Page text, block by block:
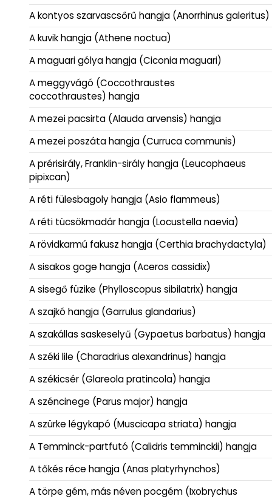
A kontyos szarvascsőrű hangja (Anorrhinus galeritus)
A kuvik hangja (Athene noctua)
A maguari gólya hangja (Ciconia maguari)
A meggyvágó (Coccothraustes
coccothraustes) hangja
A mezei pacsirta (Alauda arvensis) hangja
A mezei poszáta hangja (Curruca communis)
A prérisirály, Franklin-sirály hangja (Leucophaeus
pipixcan)
A réti fülesbagoly hangja (Asio flammeus)
A réti tücsökmadár hangja (Locustella naevia)
A rövidkarmú fakusz hangja (Certhia brachydactyla)
A sisakos goge hangja (Aceros cassidix)
A sisegő füzike (Phylloscopus sibilatrix) hangja
A szajkó hangja (Garrulus glandarius)
A szakállas saskeselyű (Gypaetus barbatus) hangja
A széki lile (Charadrius alexandrinus) hangja
A székicsér (Glareola pratincola) hangja
A széncinege (Parus major) hangja
A szürke légykapó (Muscicapa striata) hangja
A Temminck-partfutó (Calidris temminckii) hangja
A tőkés réce hangja (Anas platyrhynchos)
A törpe gém, más néven pocgém (Ixobrychus